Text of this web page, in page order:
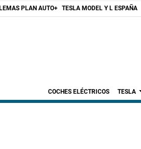
PLAN AUTO+ TESLA MODEL Y L ESPAÑA
COCHES ELÉCTRICOS TESLA